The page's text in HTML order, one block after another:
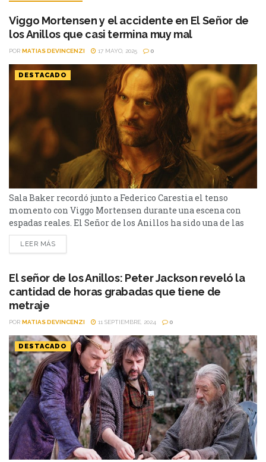
Viggo Mortensen y el accidente en El Señor de
los Anillos que casi termina muy mal
POR MATIAS DEVINCENZI 17 MAYO, 2025 0
DESTACADO
Sala Baker recordó junto a Federico Carestia el tenso
momento con Viggo Mortensen durante una escena con
espadas reales. El Señor de los Anillos ha sido una de las
trilogías que más caló hondo en el público. Viggo
Mortensen, quien se puso en la piel de Aragorn, fue uno de
LEER MÁS
El señor de los Anillos: Peter Jackson reveló la
cantidad de horas grabadas que tiene de
metraje
POR MATIAS DEVINCENZI 11 SEPTIEMBRE, 2024 0
DESTACADO